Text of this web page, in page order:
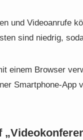
und Videoanrufe
sind niedrig,
einem Browser
Smartphone-App